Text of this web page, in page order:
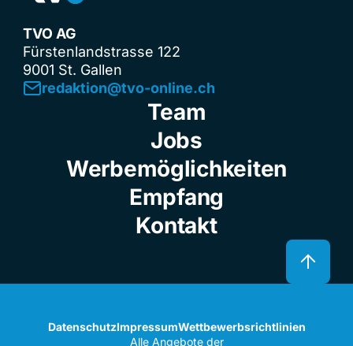
TVO AG
Fürstenlandstrasse 122
9001 St. Gallen
redaktion@tvo-online.ch
Team
Jobs
Werbemöglichkeiten
Empfang
Kontakt
DatenschutzImpressumWettbewerbsrichtlinien
Alle Angebote der